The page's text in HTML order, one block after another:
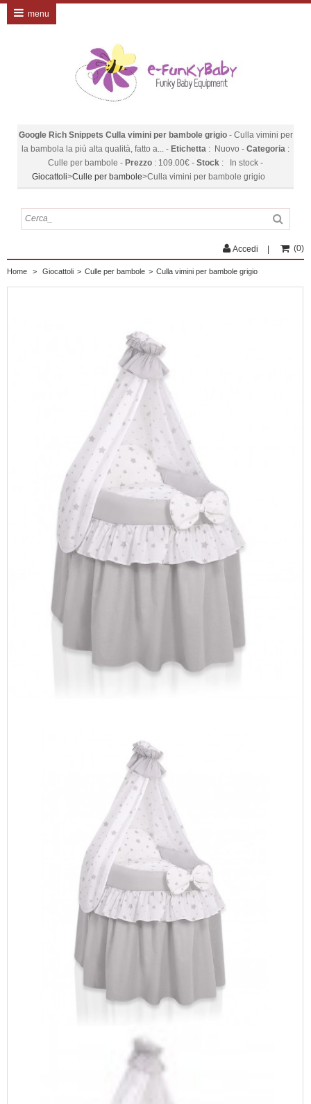
Google Rich Snippets Culla vimini per bambole grigio- Culla vimini per
la bambola la più alta qualità, fatto a... - Etichetta : Nuovo - Categoria :
Culle per bambole - Prezzo : 109.00€ - Stock : In stock -
Giocattoli>Culle per bambole>Culla vimini per bambole grigio
menu
Accedi (0)
Home > Giocattoli > Culle per bambole > Culla vimini per bambole grigio